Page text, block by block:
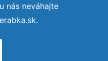
nás neváhajte